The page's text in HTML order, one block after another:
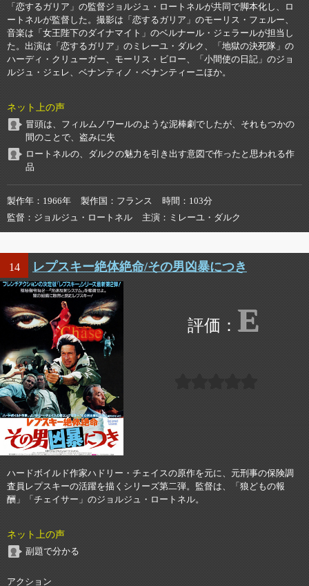
「恋するガリア」の監督ジョルジュ・ロートネルが共同で脚本化し、ロ
ートネルが監督した。撮影は「恋するガリア」のモーリス・フェルー、
音楽は「女王陛下のダイナマイト」のベルナール・ジェラールが担当し
た。出演は「恋するガリア」のミレーユ・ダルク、「地獄の決死隊」の
ハーディ・クリューガー、モーリス・ビロー、「小間使の日記」のジョ
ルジュ・ジェレ、ベナンティノ・ベナンティーニほか。
ネット上の声
冒頭は、フィルムノワールのような泥棒劇でしたが、それもつかの
間のことで、盗みに失
ロートネルの、ダルクの魅力を引き出す意図で作ったと思われる作
品
製作年 1966年 製作国 フランス 時間
103分
監督
ジョルジュ・ロートネル 主演 ミレーユ・ダルク
14 レプスキー絶体絶命/その男凶暴につき
E
ハードボイルド作家ハドリー・チェイスの原作を元に、元刑事の保険調
査員レプスキーの活躍を描くシリーズ第二弾。監督は、「狼どもの報
酬」「チェイサー」のジョルジュ・ロートネル。
ネット上の声
副題で分かる
アクション